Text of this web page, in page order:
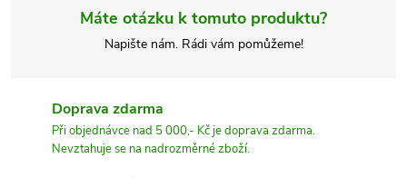
Máte otázku k tomuto produktu?
Napište nám. Rádi vám pomůžeme!
Doprava zdarma
Při objednávce nad 5 000,- Kč je doprava zdarma.
Nevztahuje se na nadrozměrné zboží.